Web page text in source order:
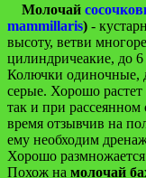
Молочай
mammillaris) -
высоту, ветви
цилиндричеакие, до
Колючки одиночные,
серые. Хорошо растет
так и при рассеянном
время отзывчив на
ему необходим
Хорошо
Похож на молочай